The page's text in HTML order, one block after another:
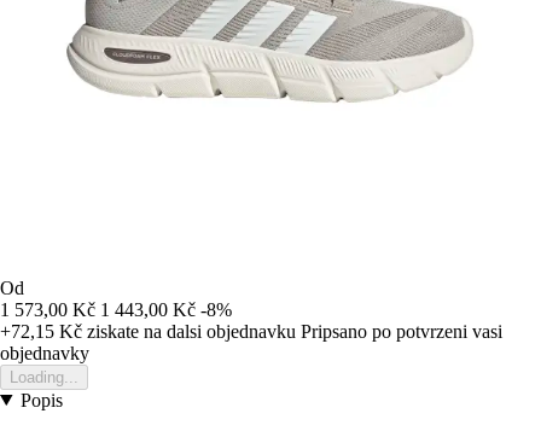
Od
1 573,00 Kč 1 443,00 Kč -8%
+72,15 Kč ziskate na dalsi objednavku Pripsano po potvrzeni vasi
objednavky
Loading...
Popis